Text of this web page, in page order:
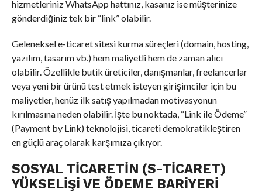
hizmetleriniz WhatsApp hattınız, kasanız ise müşterinize
gönderdiğiniz tek bir “link” olabilir.
Geleneksel e-ticaret sitesi kurma süreçleri (domain, hosting,
yazılım, tasarım vb.) hem maliyetli hem de zaman alıcı
olabilir. Özellikle butik üreticiler, danışmanlar, freelancerlar
veya yeni bir ürünü test etmek isteyen girişimciler için bu
maliyetler, henüz ilk satış yapılmadan motivasyonun
kırılmasına neden olabilir. İşte bu noktada, “Link ile Ödeme”
(Payment by Link) teknolojisi, ticareti demokratikleştiren
en güçlü araç olarak karşımıza çıkıyor.
SOSYAL TICARETIN (S-TICARET)
YÜKSELIŞI VE ÖDEME BARIYERI